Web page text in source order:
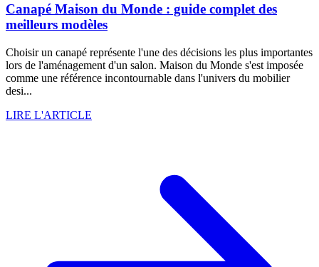
Canapé Maison du Monde : guide complet des
meilleurs modèles
Choisir un canapé représente l'une des décisions les plus importantes
lors de l'aménagement d'un salon. Maison du Monde s'est imposée
comme une référence incontournable dans l'univers du mobilier
desi...
LIRE L'ARTICLE